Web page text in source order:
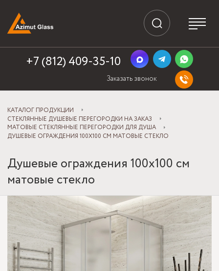
+7 (812) 409-35-10
Заказать звонок
КАТАЛОГ ПРОДУКЦИИ
СТЕКЛЯННЫЕ ДУШЕВЫЕ ПЕРЕГОРОДКИ НА ЗАКАЗ
МАТОВЫЕ СТЕКЛЯННЫЕ ПЕРЕГОРОДКИ ДЛЯ ДУША
ДУШЕВЫЕ ОГРАЖДЕНИЯ 100Х100 СМ МАТОВЫЕ СТЕКЛО
Душевые ограждения 100х100 см
матовые стекло